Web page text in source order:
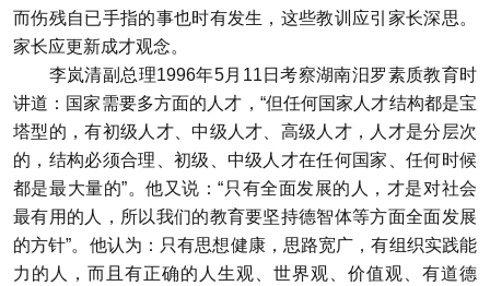
而伤残自已手指的事也时有发生，这些教训应引家长深思。
家长应更新成才观念。
李岚清副总理1996年5月11日考察湖南汨罗素质教育时
讲道：国家需要多方面的人才，“但任何国家人才结构都是宝
塔型的，有初级人才、中级人才、高级人才，人才是分层次
的，结构必须合理、初级、中级人才在任何国家、任何时候
都是最大量的”。他又说：“只有全面发展的人，才是对社会
最有用的人，所以我们的教育要坚持德智体等方面全面发展
的方针”。他认为：只有思想健康，思路宽广，有组织实践能
力的人，而且有正确的人生观、世界观、价值观、有道德